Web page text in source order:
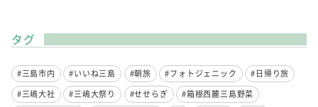
タグ
#三島市内 #いいね三島 #朝旅 #フォトジェニック
#日帰り旅
#三嶋大社
#三嶋大祭り #せせらぎ
#箱根西麓三島野菜